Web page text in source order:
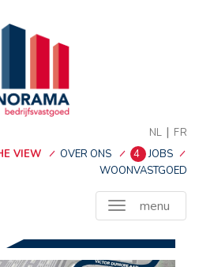
NL | FR
VIEW
OVER ONS 4 JOBS
WOONVASTGOED
menu